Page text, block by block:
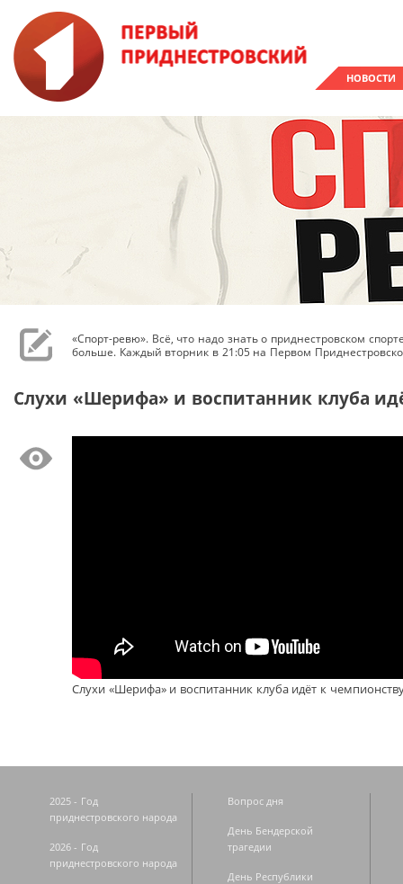
НОВОСТИ
«Спорт-ревю». Всё, что надо знать о приднестровском
больше. Каждый вторник в 21:05 на Первом
Слухи «Шерифа» и воспитанник клуба
Слухи «Шерифа» и воспитанник клуба идёт к
2025 - Год
приднестровского народа
2026 - Год
приднестровского народа
Вопрос дня
День Бендерской
трагедии
День Республики